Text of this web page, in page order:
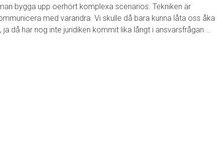
bygga upp oerhört komplexa scenarios. Tekniken är
med varandra. Vi skulle då bara kunna låta oss åka
då har nog inte juridiken kommit lika långt i ansvarsfrågan …